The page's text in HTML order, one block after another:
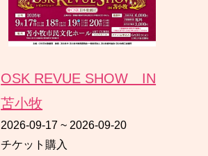
OSK REVUE SHOW IN
苫小牧
2026-09-17 ~ 2026-09-20
チケット購入